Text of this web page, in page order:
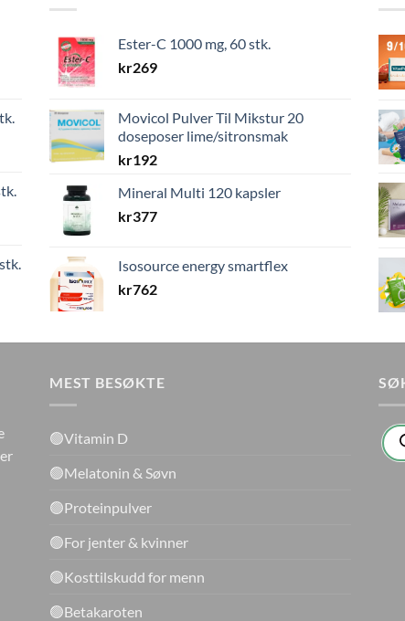
Ester-C 1000 mg, 60 stk.
kr269
Movicol Pulver Til Mikstur 20
doseposer lime/sitronsmak
kr192
Mineral Multi 120 kapsler
kr377
Isosource energy smartflex
kr762
MEST BESØKTE
🟢Vitamin D
🟢Melatonin & Søvn
🟢Proteinpulver
🟢For jenter & kvinner
🟢Kosttilskudd for menn
🟢Betakaroten